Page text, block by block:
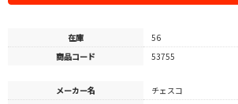
在庫
56
商品コード
53755
メーカー名
チェスコ